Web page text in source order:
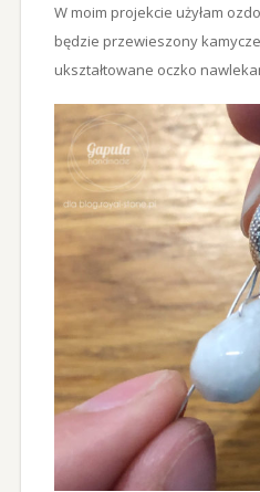
W moim projekcie użyłam
będzie przewieszony
ukształtowane oczko